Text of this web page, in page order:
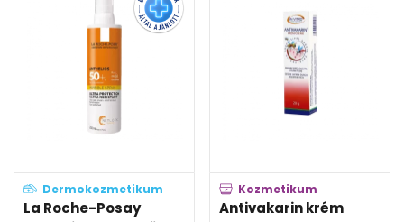
Dermokozmetikum
La Roche-Posay
Kozmetikum
Antivakarin krém